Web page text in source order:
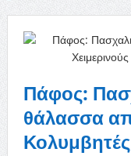
Πάφος:
θάλασσα